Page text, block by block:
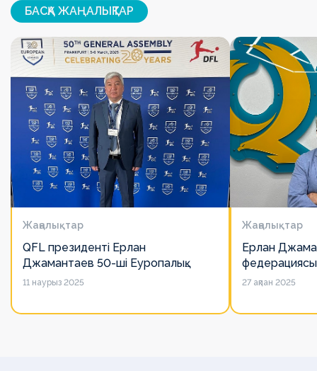
БАСҚА ЖАҢАЛЫҚТАР
Жаңалықтар
QFL президенті Ерлан
Джамантаев 50-ші Еуропалық
лигалар Бас ассамблеясына
11 наурыз 2025
Жаңалықтар
Ерлан
есімін
27 ақпан 2025